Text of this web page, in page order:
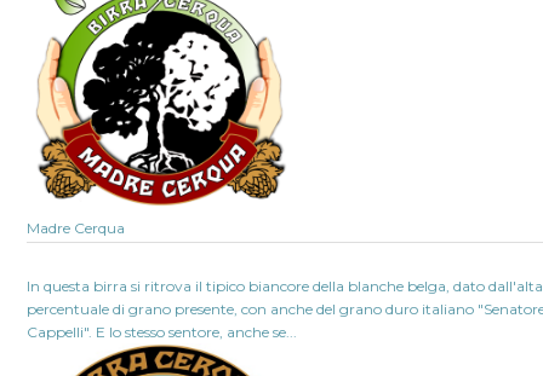
Madre Cerqua
In questa birra si ritrova il tipico biancore della blanche belga, dato dall'alta
percentuale di grano presente, con anche del grano duro italiano
Cappelli". E lo stesso sentore, anche se...